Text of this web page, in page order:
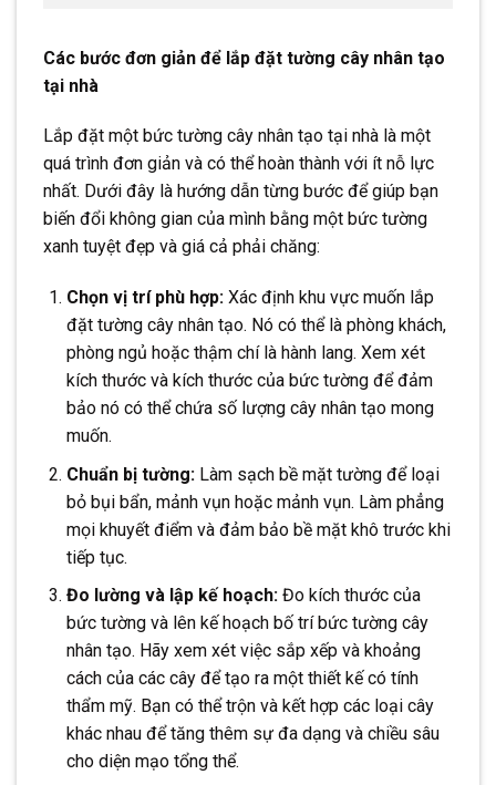
Các bước đơn giản để lắp đặt tường cây nhân tạo
tại nhà
Lắp đặt một bức tường cây nhân tạo tại nhà là một
quá trình đơn giản và có thể hoàn thành với ít nỗ lực
nhất. Dưới đây là hướng dẫn từng bước để giúp bạn
biến đổi không gian của mình bằng một bức tường
xanh tuyệt đẹp và giá cả phải chăng:
Chọn vị trí phù hợp:Xác định khu vực muốn lắp
đặt tường cây nhân tạo. Nó có thể là phòng khách,
phòng ngủ hoặc thậm chí là hành lang. Xem xét
kích thước và kích thước của bức tường để đảm
bảo nó có thể chứa số lượng cây nhân tạo mong
muốn.
Chuẩn bị tường:Làm sạch bề mặt tường để loại
bỏ bụi bẩn, mảnh vụn hoặc mảnh vụn. Làm phẳng
mọi khuyết điểm và đảm bảo bề mặt khô trước khi
tiếp tục.
Đo lường và lập kế hoạch:Đo kích thước của
bức tường và lên kế hoạch bố trí bức tường cây
nhân tạo. Hãy xem xét việc sắp xếp và khoảng
cách của các cây để tạo ra một thiết kế có tính
thẩm mỹ. Bạn có thể trộn và kết hợp các loại cây
khác nhau để tăng thêm sự đa dạng và chiều sâu
cho diện mạo tổng thể.